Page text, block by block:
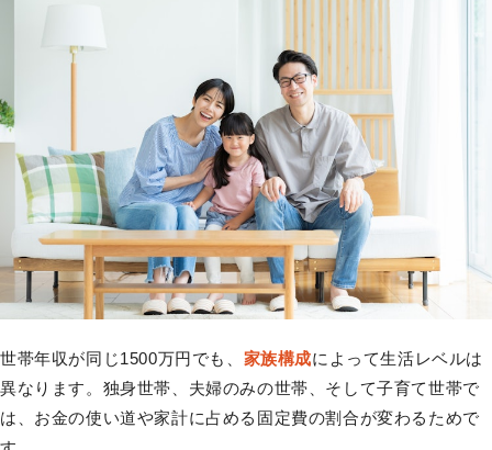
世帯年収が同じ1500万円でも、 家族構成によって生活レベルは
異なります。独身世帯、夫婦のみの世帯、そして子育て世帯で
は、お金の使い道や家計に占める固定費の割合が変わるためで